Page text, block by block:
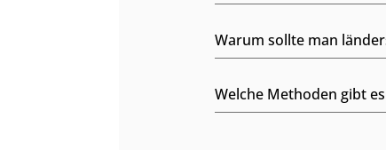
Warum sollte man
Welche Methoden gibt